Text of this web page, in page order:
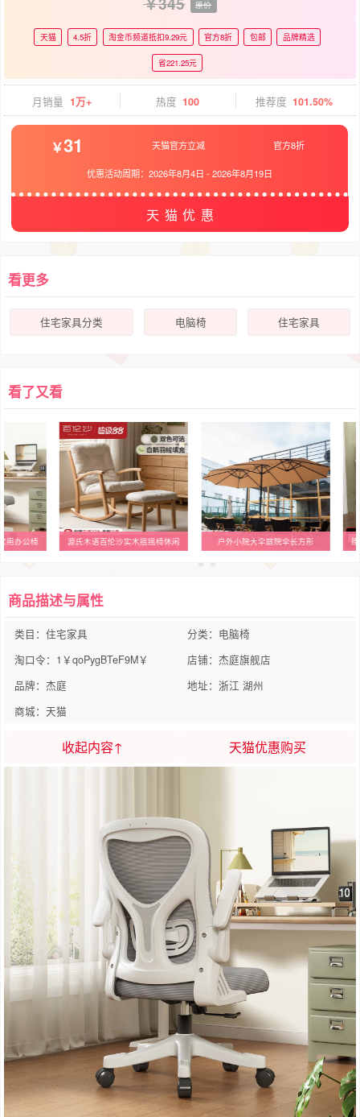
原价
天猫 4.5折 淘金币频道抵扣9.29元 官方8折 包邮 品牌精选
省221.25元
月销量 1万+ 热度 100 推荐度 101.50%
31 天猫官方立减 官方8折
优惠活动周期：2026年8月4日 -2026年8月19日
天猫优惠
看更多
住宅家具分类 电脑椅 住宅家具
看了又看
用办公椅 源氏木语百伦沙实木摇摇椅休闲 户外小院大伞庭院伞长方形
商品描述与属性
类目：住宅家具
分类：电脑椅
淘口令：1￥qoPygBTeF9M￥
店铺：杰庭旗舰店
品牌：杰庭
地址：浙江 湖州
商城：天猫
收起内容↑ 天猫优惠购买